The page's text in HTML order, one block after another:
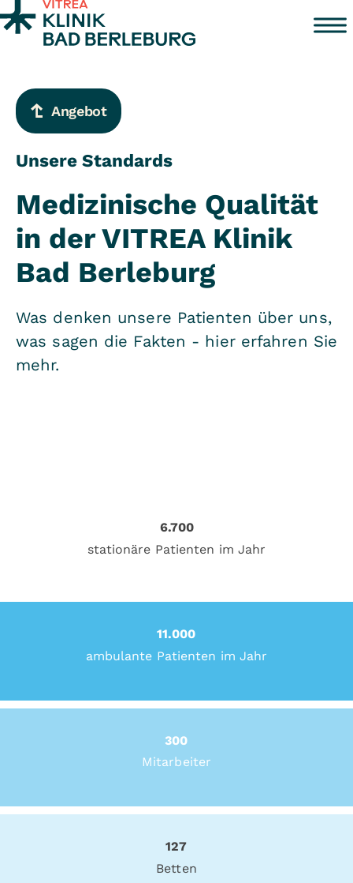
Zum Inhalt springen
Angebot
Unsere Standards
Medizinische Qualität
in der VITREA Klinik
Bad Berleburg
Was denken unsere Patienten über uns,
was sagen die Fakten - hier erfahren Sie
mehr.
6.700
stationäre Patienten im Jahr
11.000
ambulante Patienten im Jahr
300
Mitarbeiter
127
Betten